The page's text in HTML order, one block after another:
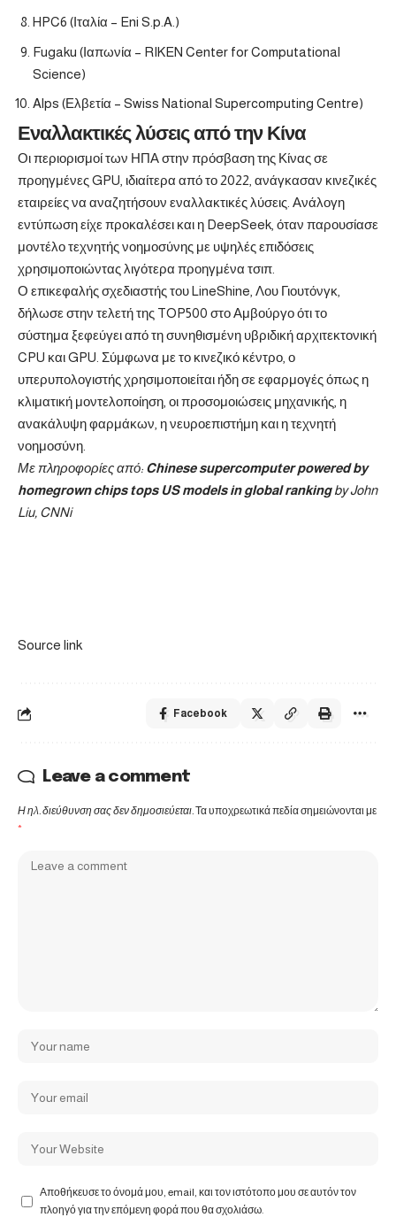
HPC6 (Ιταλία – Eni S.p.A.)
Fugaku (Ιαπωνία – RIKEN Center for Computational
Science)
Alps (Ελβετία – Swiss National Supercomputing Centre)
Εναλλακτικές λύσεις από την Κίνα
Οι περιορισμοί των ΗΠΑ στην πρόσβαση της Κίνας σε
προηγμένες GPU, ιδιαίτερα από το 2022, ανάγκασαν κινεζικές
εταιρείες να αναζητήσουν εναλλακτικές λύσεις. Ανάλογη
εντύπωση είχε προκαλέσει και η DeepSeek, όταν παρουσίασε
μοντέλο τεχνητής νοημοσύνης με υψηλές επιδόσεις
χρησιμοποιώντας λιγότερα προηγμένα τσιπ.
Ο επικεφαλής σχεδιαστής του LineShine, Λου Γιουτόνγκ,
δήλωσε στην τελετή της TOP500 στο Αμβούργο ότι το
σύστημα ξεφεύγει από τη συνηθισμένη υβριδική αρχιτεκτονική
CPU και GPU. Σύμφωνα με το κινεζικό κέντρο, ο
υπερυπολογιστής χρησιμοποιείται ήδη σε εφαρμογές όπως η
κλιματική μοντελοποίηση, οι προσομοιώσεις μηχανικής, η
ανακάλυψη φαρμάκων, η νευροεπιστήμη και η τεχνητή
νοημοσύνη.
Με πληροφορίεςαπό: Chinese supercomputer powered by
homegrown chips tops US models in global ranking by John
Liu, CNNi
Source link
Facebook
Leave a comment
Η ηλ. διεύθυνση σας δεν δημοσιεύεται.Τα υποχρεωτικά πεδία σημειώνονται με
*
Αποθήκευσε το όνομά μου, email, και τον ιστότοπο μου σε αυτόν τον
πλοηγό για την επόμενη φορά που θα σχολιάσω.